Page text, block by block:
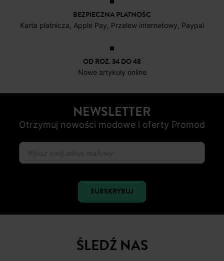
OD ROZ. 34 DO 48
NEWSLETTER
Otrzymuj nowości modowe i oferty Promod
ŚLEDŹ NAS